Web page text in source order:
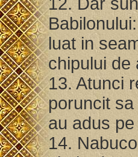
luat in
chipului de
13. Atunci
poruncit
au adus
14.